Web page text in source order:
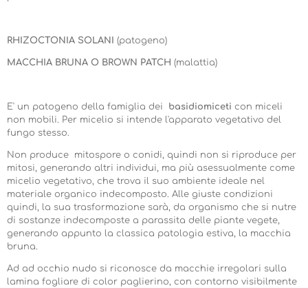
RHIZOCTONIA SOLANI (patogeno)
MACCHIA BRUNA O BROWN PATCH (malattia)
E' un patogeno della famiglia dei basidiomiceti con miceli
non mobili. Per micelio si intende l'apparato vegetativo del
fungo stesso.
Non produce mitospore o conidi, quindi non si riproduce per
mitosi, generando altri individui, ma più asessualmente come
micelio vegetativo, che trova il suo ambiente ideale nel
materiale organico indecomposto. Alle giuste condizioni
quindi, la sua trasformazione sarà, da organismo che si nutre
di sostanze indecomposte a parassita delle piante vegete,
generando appunto la classica patologia estiva, la macchia
bruna.
Ad ad occhio nudo si riconosce da macchie irregolari sulla
lamina fogliare di color paglierino, con contorno visibilmente